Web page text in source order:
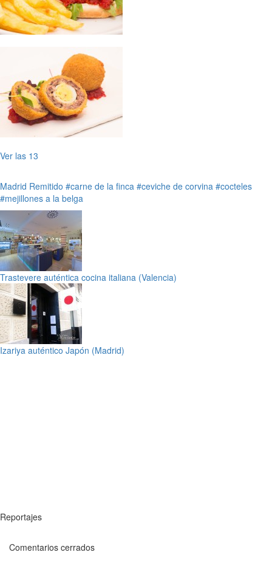
Ver las 13
Madrid Remitido #carne de la finca #ceviche de corvina #cocteles
#mejillones a la belga
Trastevere auténtica cocina italiana (Valencia)
Izariya auténtico Japón (Madrid)
Reportajes
Comentarios cerrados